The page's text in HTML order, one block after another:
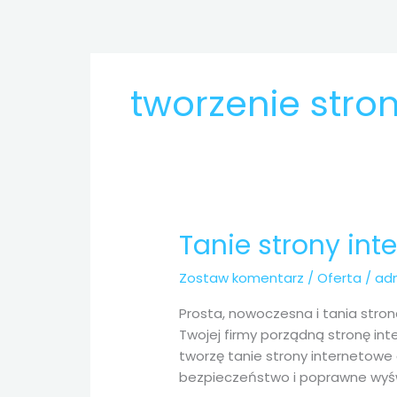
tworzenie
Tanie strony
Zostaw komentarz /Oferta /
Prosta, nowoczesna i tania
Twojej firmy porządną stronę
tworzę tanie strony internetowe
bezpieczeństwo i poprawne
Tanie
strony
internetowe
Śląskie